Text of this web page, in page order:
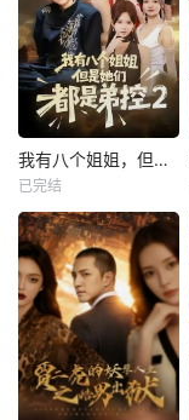
我有八个姐姐，但是他们都是弟控2
已完结